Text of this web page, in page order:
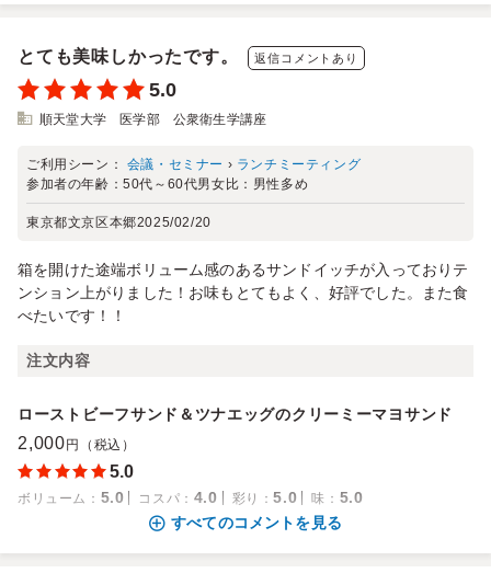
とても美味しかったです。 返信コメントあり
5.0
順天堂大学 医学部 公衆衛生学講座
ご利用シーン： 会議・セミナー › ランチミーティング
参加者の年齢：50代～60代男女比： 男性多め
東京都文京区本郷2025/02/20
箱を開けた途端ボリューム感のあるサンドイッチが入っておりテ
ンション上がりました！お味もとてもよく、好評でした。また食
べたいです！！
注文内容
ローストビーフサンド＆ツナエッグのクリーミーマヨサンド
2,000 円（税込）
5.0
ボリューム ： 5.0 コスパ ： 4.0 彩り ：5.0 味 ： 5.0
すべてのコメントを見る